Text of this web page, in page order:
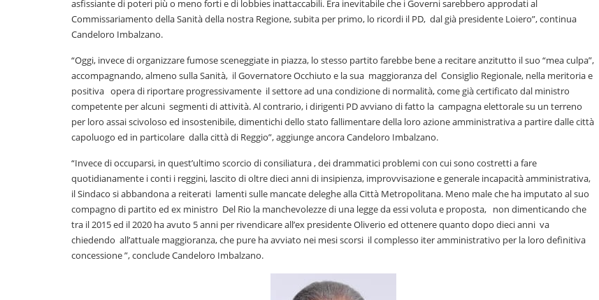
asfissiante di poteri più o meno forti e di lobbies inattaccabili. Era inevitabile che i Governi sarebbero approdati al
Commissariamento della Sanità della nostra Regione, subita per primo, lo ricordi il PD, dal già presidente Loiero”, continua
Candeloro Imbalzano.
“Oggi, invece di organizzare fumose sceneggiate in piazza, lo stesso partito farebbe bene a recitare anzitutto il suo “mea culpa”,
accompagnando, almeno sulla Sanità, il Governatore Occhiuto e la sua maggioranza del Consiglio Regionale, nella meritoria e
positiva opera di riportare progressivamente il settore ad una condizione di normalità, come già certificato dal ministro
competente per alcuni segmenti di attività. Al contrario, i dirigenti PD avviano di fatto la campagna elettorale su un terreno
per loro assai scivoloso ed insostenibile, dimentichi dello stato fallimentare della loro azione amministrativa a partire dalle città
capoluogo ed in particolare dalla città di Reggio”, aggiunge ancora Candeloro Imbalzano.
“Invece di occuparsi, in quest’ultimo scorcio di consiliatura , dei drammatici problemi con cui sono costretti a fare
quotidianamente i conti i reggini, lascito di oltre dieci anni di insipienza, improvvisazione e generale incapacità amministrativa,
il Sindaco si abbandona a reiterati lamenti sulle mancate deleghe alla Città Metropolitana. Meno male che ha imputato al suo
compagno di partito ed ex ministro Del Rio la manchevolezze di una legge da essi voluta e proposta, non dimenticando che
tra il 2015 ed il 2020 ha avuto 5 anni per rivendicare all’ex presidente Oliverio ed ottenere quanto dopo dieci anni va
chiedendo all’attuale maggioranza, che pure ha avviato nei mesi scorsi il complesso iter amministrativo per la loro definitiva
concessione ”, conclude Candeloro Imbalzano.